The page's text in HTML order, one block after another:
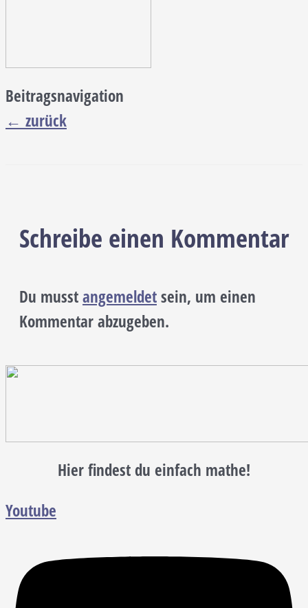
Beitragsnavigation
← zurück
Schreibe einen Kommentar
Du musstangemeldetsein, um einen
Kommentar abzugeben.
Hier findest du einfach mathe!
Youtube